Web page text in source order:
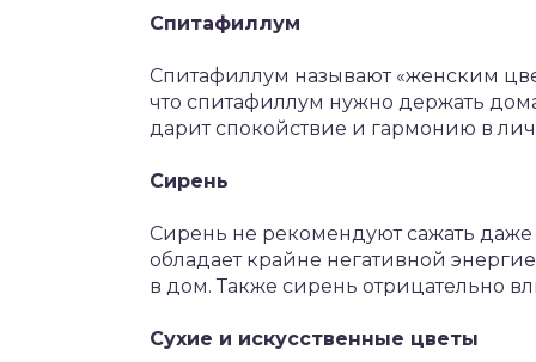
Спитафиллум
Спитафиллум называют «женским
что спитафиллум нужно держать
дарит спокойствие и гармонию в
Сирень
Сирень не рекомендуют сажать
обладает крайне негативной
в дом. Также сирень отрицательно
Сухие и искусственные цветы